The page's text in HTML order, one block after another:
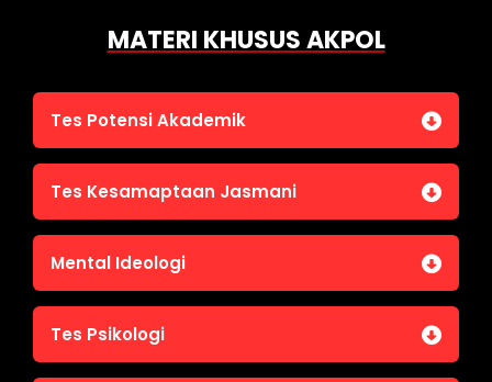
MATERI KHUSUS AKPOL
Tes Potensi Akademik
Bahasa Indonesia
Penalaran Numerik
Pengetahuan Umum (termasuk UU Kepolisian)
Tes Wawasan Kebangsaan
Tes Kesamaptaan Jasmani
Jasmani A (Lari 12 menit)
Mental Ideologi
Mental Ideologi
Tes Psikologi